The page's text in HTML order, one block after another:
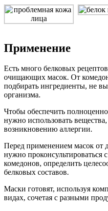
Применение
Есть много белковых
очищающих масок. От
подбирать ингредиенты, не
организма.
Чтобы обеспечить
нужно использовать
возникновению аллергии.
Перед применением масок от
нужно проконсультироваться
комедонов, определить
белковых составов.
Маски готовят, используя
видах, сочетая с разными